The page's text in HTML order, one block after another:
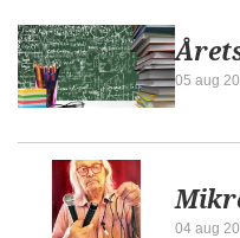
05 aug
04 aug